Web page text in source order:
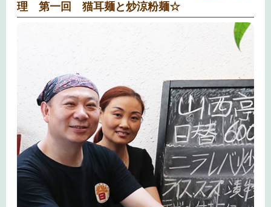
理 第一回 猫耳麺と炒涼粉麺☆